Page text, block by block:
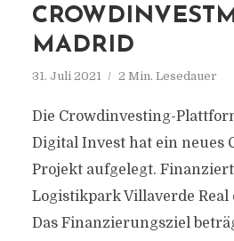
MADRID
31. Juli 2021 2 Min. Lesedauer
Die Crowdinvesting-
Digital Invest hat ein neues
Projekt aufgelegt.
Logistikpark Villaverde Real
Das Finanzierungsziel